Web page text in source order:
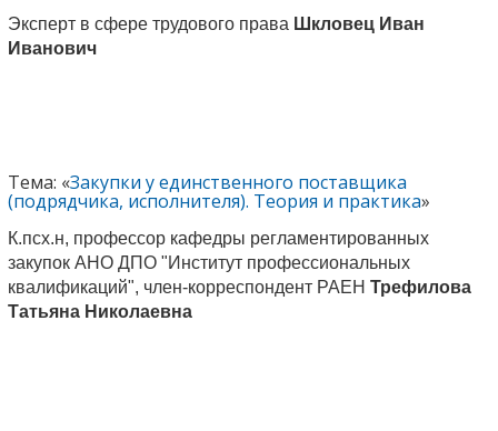
Эксперт в сфере трудового права Шкловец Иван
Иванович
Тема: «Закупки у единственного поставщика
(подрядчика, исполнителя). Теория и практика»
К.псх.н, профессор кафедры регламентированных
закупок АНО ДПО "Институт профессиональных
квалификаций", член-корреспондент РАЕН Трефилова
Татьяна Николаевна